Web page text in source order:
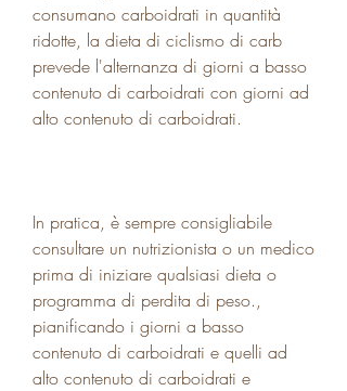
consumano carboidrati in quantità
ridotte, la dieta di ciclismo di carb
prevede l'alternanza di giorni a basso
contenuto di carboidrati con giorni ad
alto contenuto di carboidrati.
In pratica, è sempre consigliabile
consultare un nutrizionista o un medico
prima di iniziare qualsiasi dieta o
programma di perdita di peso.,
pianificando i giorni a basso
contenuto di carboidrati e quelli ad
alto contenuto di carboidrati e